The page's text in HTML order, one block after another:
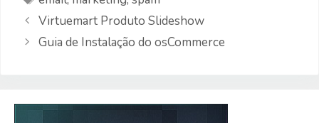
Virtuemart Produto Slideshow
Guia de Instalação do osCommerce